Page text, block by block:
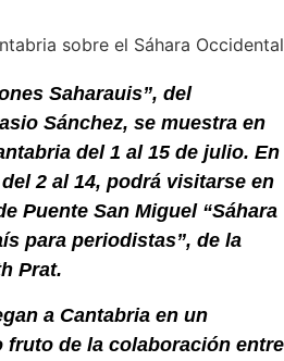
Saharauis”, del
Sánchez, se muestra en
del 1 al 15 de julio. En
2 al 14, podrá visitarse en
Puente San Miguel “Sáhara
para periodistas”, de la
Prat.
a Cantabria en un
de la colaboración entre